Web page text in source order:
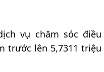
vụ chăm sóc điều
trước lên 5,7311 triệu